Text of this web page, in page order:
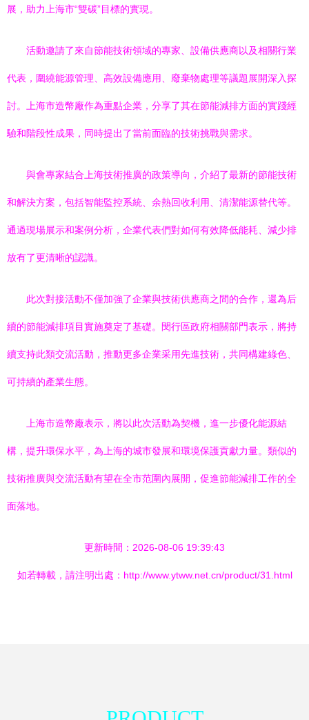
展，助力上海市“雙碳”目標的實現。
活動邀請了來自節能技術領域的專家、設備供應商以及相關行業
代表，圍繞能源管理、高效設備應用、廢棄物處理等議題展開深入探
討。上海市造幣廠作為重點企業，分享了其在節能減排方面的實踐經
驗和階段性成果，同時提出了當前面臨的技術挑戰與需求。
與會專家結合上海技術推廣的政策導向，介紹了最新的節能技術
和解決方案，包括智能監控系統、余熱回收利用、清潔能源替代等。
通過現場展示和案例分析，企業代表們對如何有效降低能耗、減少排
放有了更清晰的認識。
此次對接活動不僅加強了企業與技術供應商之間的合作，還為后
續的節能減排項目實施奠定了基礎。閔行區政府相關部門表示，將持
續支持此類交流活動，推動更多企業采用先進技術，共同構建綠色、
可持續的產業生態。
上海市造幣廠表示，將以此次活動為契機，進一步優化能源結
構，提升環保水平，為上海的城市發展和環境保護貢獻力量。類似的
技術推廣與交流活動有望在全市范圍內展開，促進節能減排工作的全
面落地。
更新時間：2026-08-06 19:39:43
如若轉載，請注明出處：http://www.ytww.net.cn/product/31.html